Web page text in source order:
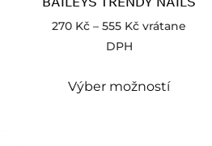
270 Kč – 555 Kč vrátane
DPH
Výber možností